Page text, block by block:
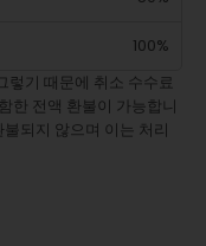
100%
렇기 때문에 취소 수수료
한 전액 환불이 가능합니
되지 않으며 이는 처리